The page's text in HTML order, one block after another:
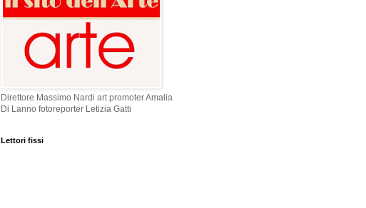
Direttore Massimo Nardi art promoter Amalia
Di Lanno fotoreporter Letizia Gatti
Lettori fissi